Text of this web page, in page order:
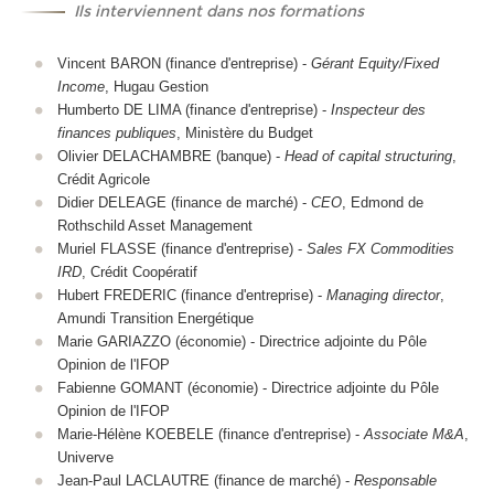
Ils interviennent dans nos formations
Vincent BARON (finance d'entreprise) - Gérant Equity/Fixed
Income, Hugau Gestion
Humberto DE LIMA (finance d'entreprise) - Inspecteur des
finances publiques, Ministère du Budget
Olivier DELACHAMBRE (banque) - Head of capital structuring,
Crédit Agricole
Didier DELEAGE (finance de marché) - CEO, Edmond de
Rothschild Asset Management
Muriel FLASSE (finance d'entreprise) - Sales FX Commodities
IRD, Crédit Coopératif
Hubert FREDERIC (finance d'entreprise) - Managing director,
Amundi Transition Energétique
Marie GARIAZZO (économie) - Directrice adjointe du Pôle
Opinion de l'IFOP
Fabienne GOMANT (économie) - Directrice adjointe du Pôle
Opinion de l'IFOP
Marie-Hélène KOEBELE (finance d'entreprise) -Associate M&A,
Univerve
Jean-Paul LACLAUTRE (finance de marché) - Responsable